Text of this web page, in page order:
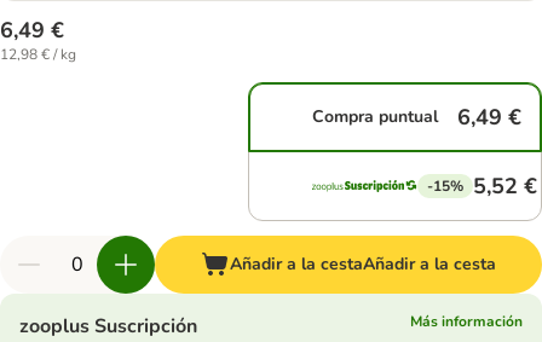
6,49 €
12,98 € / kg
Compra puntual 6,49 €
-15% 5,52 €
Añadir a la cestaAñadir a la cesta
zooplus Suscripción
Más información